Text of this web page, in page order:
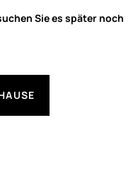
Sie es später noch